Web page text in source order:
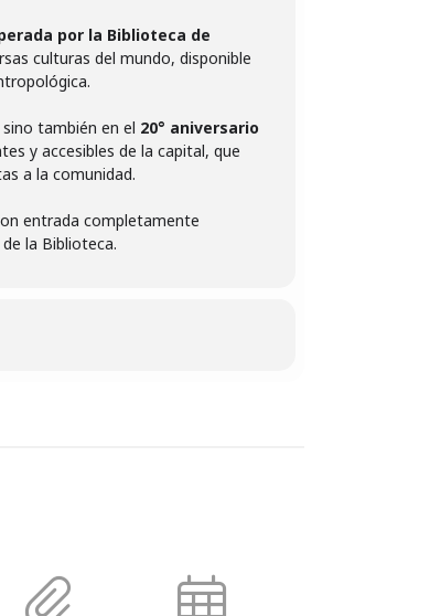
por la Biblioteca de
culturas del mundo, disponible
también en el 20° aniversario
y accesibles de la capital, que
a la comunidad.
entrada completamente
la Biblioteca.